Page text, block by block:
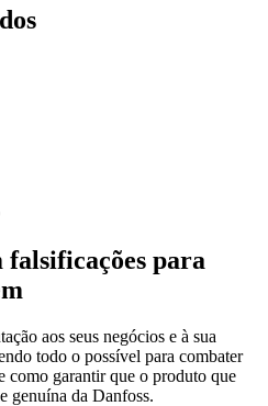
falsificações para
aos seus negócios e à sua
todo o possível para combater
como garantir que o produto que
genuína da Danfoss.